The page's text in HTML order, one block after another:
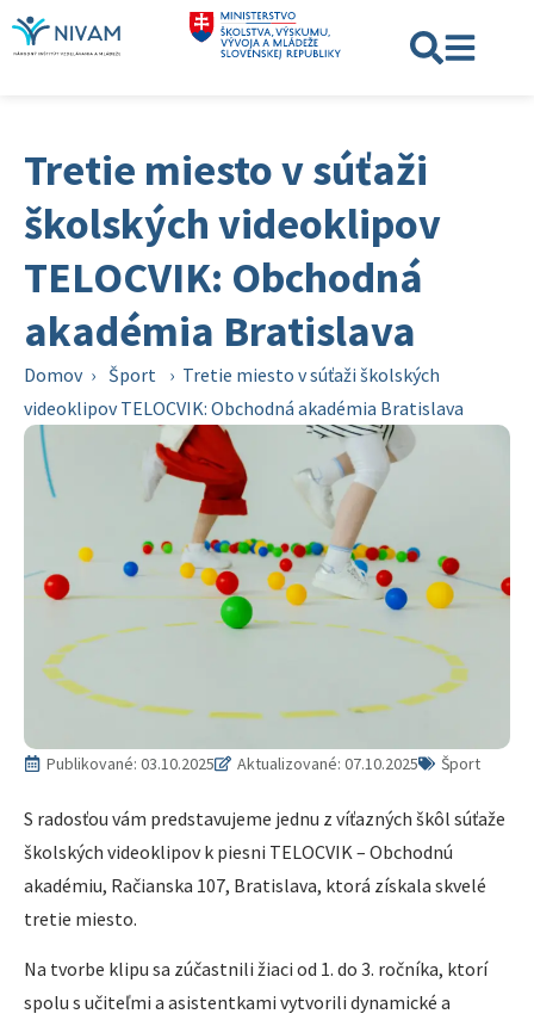
Tretie miesto v súťaži
školských videoklipov
TELOCVIK: Obchodná
akadémia Bratislava
Domov › Šport › Tretie miesto v súťaži školských
videoklipov TELOCVIK: Obchodná akadémia Bratislava
Publikované: 03.10.2025 Aktualizované: 07.10.2025 Šport
S radosťou vám predstavujeme jednu z víťazných škôl súťaže
školských videoklipov k piesni TELOCVIK – Obchodnú
akadémiu, Račianska 107, Bratislava, ktorá získala skvelé
tretie miesto.
Na tvorbe klipu sa zúčastnili žiaci od 1. do 3. ročníka, ktorí
spolu s učiteľmi a asistentkami vytvorili dynamické a